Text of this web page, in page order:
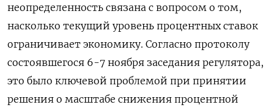
неопределенность связана с вопросом о том,
насколько текущий уровень процентных ставок
ограничивает экономику. Согласно протоколу
состоявшегося 6-7 ноября заседания регулятора,
это было ключевой проблемой при принятии
решения о масштабе снижения процентной